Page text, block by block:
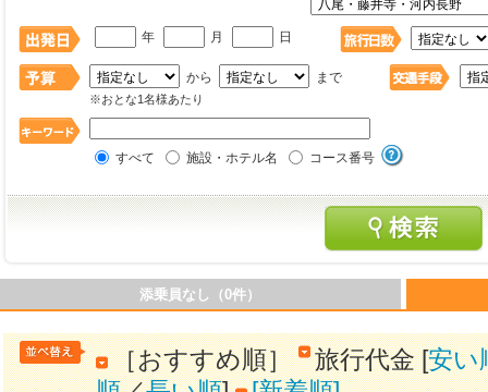
年 月 日
から まで
※おとな1名様あたり
すべて 施設・ホテル名 コース番号
添乗員なし（0件）
［おすすめ順］ 旅行代金 [安い